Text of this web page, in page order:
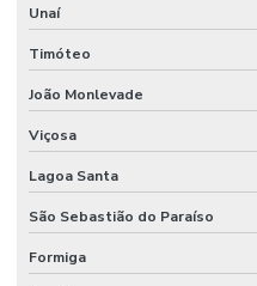
Manutenção De Sistemas
Manutenção E Conservação De
Manutenção elétrica preventiva
Manutenção de equipamentos
Unaí
Timóteo
João Monlevade
Viçosa
Lagoa Santa
São Sebastião do Paraíso
Formiga